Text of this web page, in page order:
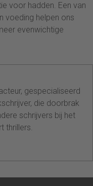
voor hadden. Een van
voeding helpen ons
evenwichtige
gespecialiseerd
die doorbrak
schrijvers bij het
thrillers.